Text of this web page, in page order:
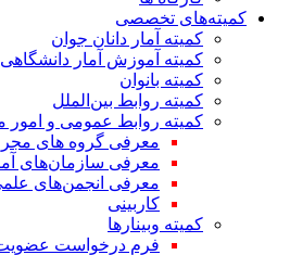
کمیته‌های تخصصی
کمیته آمار دانان جوان
کمیته آموزش آمار دانشگاهی
کمیته بانوان
کمیته روابط بین‌الملل
کمیته روابط عمومی و امور
معرفی گروه های مجری
معرفی سازمان‌های
معرفی انجمن‌های علمی
کاربینی
کمیته وبینارها
فرم درخواست عضویت